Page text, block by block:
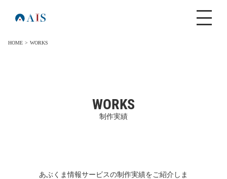
HOME WORKS
WORKS
あぶくま情報サービスの制作実績をご紹介しま